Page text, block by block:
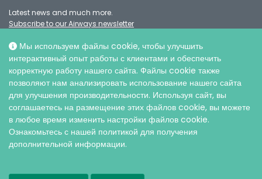
Мы используем файлы cookie, чтобы улучшить
интерактивный опыт работы с клиентами и обеспечить
корректную работу нашего сайта. Файлы cookie также
позволяют нам анализировать использование нашего сайта
для улучшения производительности. Используя сайт, вы
соглашаетесь на размещение этих файлов cookie, вы можете
в любое время изменить настройки файлов cookie.
Ознакомьтесь с нашей политикой для получения
дополнительной информации.
Latest news and much more.
Subscribe to our Airways newsletter
© AO ИНТЕРСЕДЖИКАЛ, 2026 |Защита персональных данных